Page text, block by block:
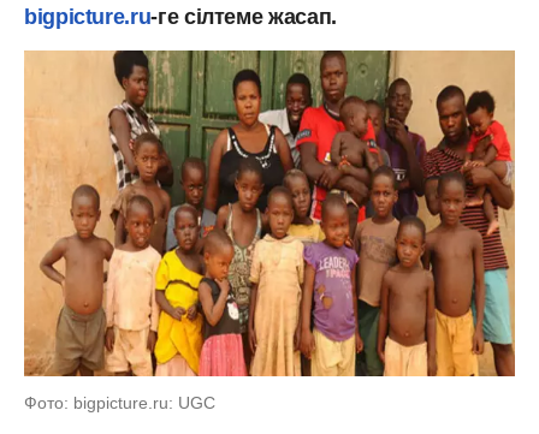
bigpicture.ru-ге сілтеме жасап.
Фото: bigpicture.ru: UGC